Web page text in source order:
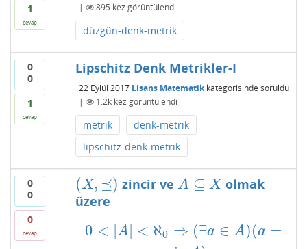
1
cevap
|
895 kez görüntülendi
düzgün-denk-metrik
0
0
1
cevap
Lipschitz Denk Metrikler-I
22 Eylül 2017 Lisans Matematikkategorisinde soruldu
|
1.2kkez görüntülendi
metrik
denk-metrik
lipschitz-denk-metrik
0
0
0
cevap
(X, ⪯)
(X,⪯ zincir ve A ⊆ X
A⊆X
olmak
üzere
0 < A < ℵ0 ⇒ (∃a ∈ A)(a =
0 <|A |<ℵ0⇒ (∃a ∈A)(a= minA)